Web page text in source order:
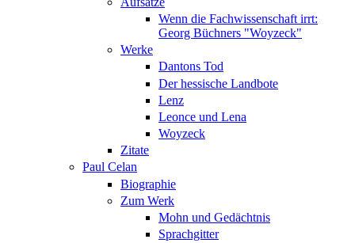
Wenn die Fachwissenschaft irrt:
Georg Büchners "Woyzeck"
Werke
Dantons Tod
Der hessische Landbote
Lenz
Leonce und Lena
Woyzeck
Zitate
Paul Celan
Biographie
Zum Werk
Mohn und Gedächtnis
Sprachgitter